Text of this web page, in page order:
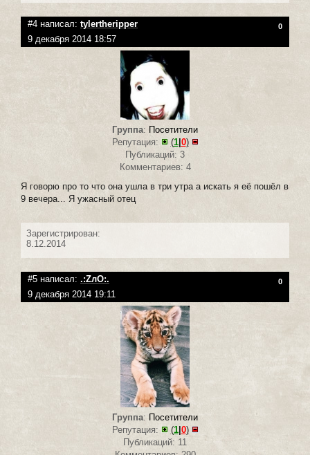
#4 написал: tylertheripper 0
9 декабря 2014 18:57
Группа: Посетители
Репутация:
(1|0)
Публикаций: 3
Комментариев: 4
Я говорю про то что она ушла в три утра а искать я её пошёл в
9 вечера... Я ужасный отец
Зарегистрирован:
8.12.2014
#5 написал: .:ZлO:. 0
9 декабря 2014 19:11
Группа: Посетители
Репутация:
(1|0)
Публикаций: 11